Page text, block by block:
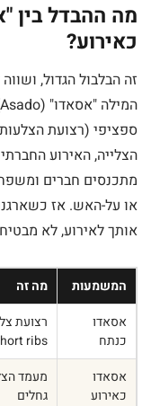
מה ההבדל בין
כאירוע?
זה הבלבול הגדול,
הצלייה, האירוע
מתכנסים חברים
או על-האש. אז
אותך לאירוע, לא
המשמעות מה זה
אסאדו
כנתח
ribs)
אסאדו
כאירוע
מעמד
גחלים